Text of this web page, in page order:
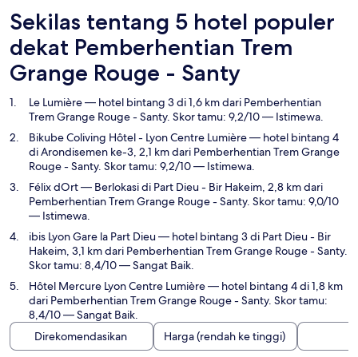
Sekilas tentang 5 hotel populer
dekat Pemberhentian Trem
Grange Rouge - Santy
Le Lumière— hotel bintang 3 di 1,6 km dari Pemberhentian
Trem Grange Rouge - Santy. Skor tamu: 9,2/10 — Istimewa.
Bikube Coliving Hôtel - Lyon Centre Lumière— hotel bintang 4
di Arondisemen ke-3, 2,1 km dari Pemberhentian Trem Grange
Rouge - Santy. Skor tamu: 9,2/10 — Istimewa.
Félix dOrt— Berlokasi di Part Dieu - Bir Hakeim, 2,8 km dari
Pemberhentian Trem Grange Rouge - Santy. Skor tamu: 9,0/10
— Istimewa.
ibis Lyon Gare la Part Dieu— hotel bintang 3 di Part Dieu - Bir
Hakeim, 3,1 km dari Pemberhentian Trem Grange Rouge - Santy.
Skor tamu: 8,4/10 — Sangat Baik.
Hôtel Mercure Lyon Centre Lumière— hotel bintang 4 di 1,8 km
dari Pemberhentian Trem Grange Rouge - Santy. Skor tamu:
8,4/10 — Sangat Baik.
Direkomendasikan
Harga (rendah ke tinggi)